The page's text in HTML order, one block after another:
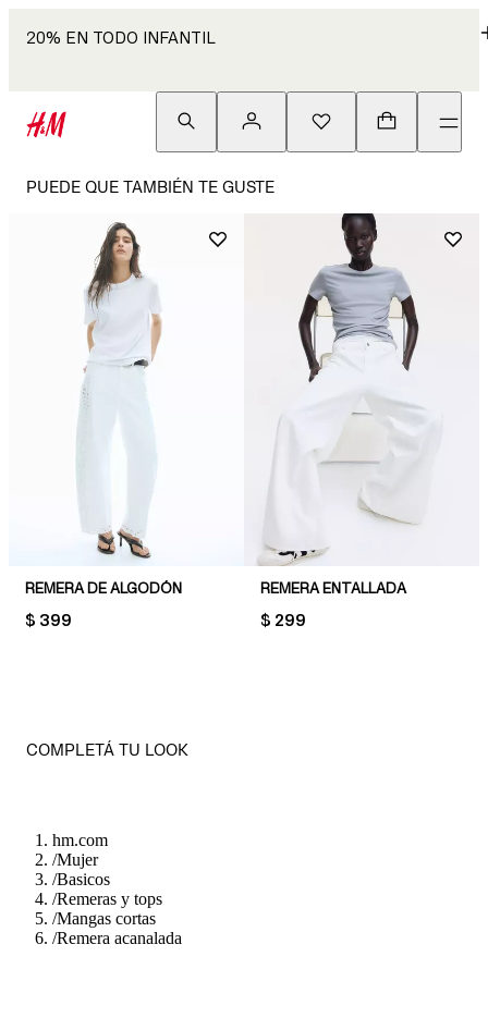
20% EN TODO INFANTIL
PUEDE QUE TAMBIÉN TE GUSTE
REMERA DE ALGODÓN
PRICE:
$ 399
REMERA ENTALLADA
PRICE:
$ 299
COMPLETÁ TU LOOK
hm.com
/Mujer
/Basicos
/Remeras y tops
/Mangas cortas
/Remera acanalada